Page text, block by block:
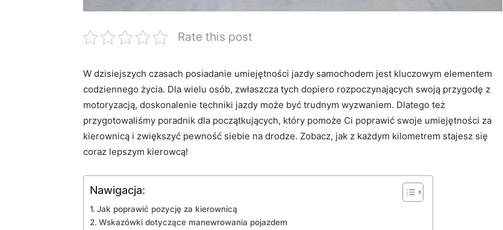
Rate this post
W dzisiejszych czasach posiadanie umiejętności jazdy samochodem jest kluczowym ‌elementem
codziennego życia. Dla wielu osób, zwłaszcza tych dopiero rozpoczynających swoją przygodę z
motoryzacją,‌ doskonalenie techniki jazdy może być trudnym wyzwaniem. ‍Dlatego też
przygotowaliśmy poradnik dla początkujących, który⁣ pomoże Ci‍ poprawić swoje ​umiejętności za
kierownicą i zwiększyć pewność siebie ‍na drodze. Zobacz, jak z każdym kilometrem stajesz się
coraz lepszym kierowcą!
Nawigacja:
Jak poprawić pozycję za kierownicą
Wskazówki dotyczące manewrowania pojazdem